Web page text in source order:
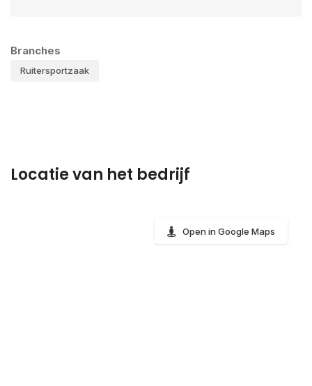
Branches
Ruitersportzaak
Locatie van het bedrijf
Open in Google Maps